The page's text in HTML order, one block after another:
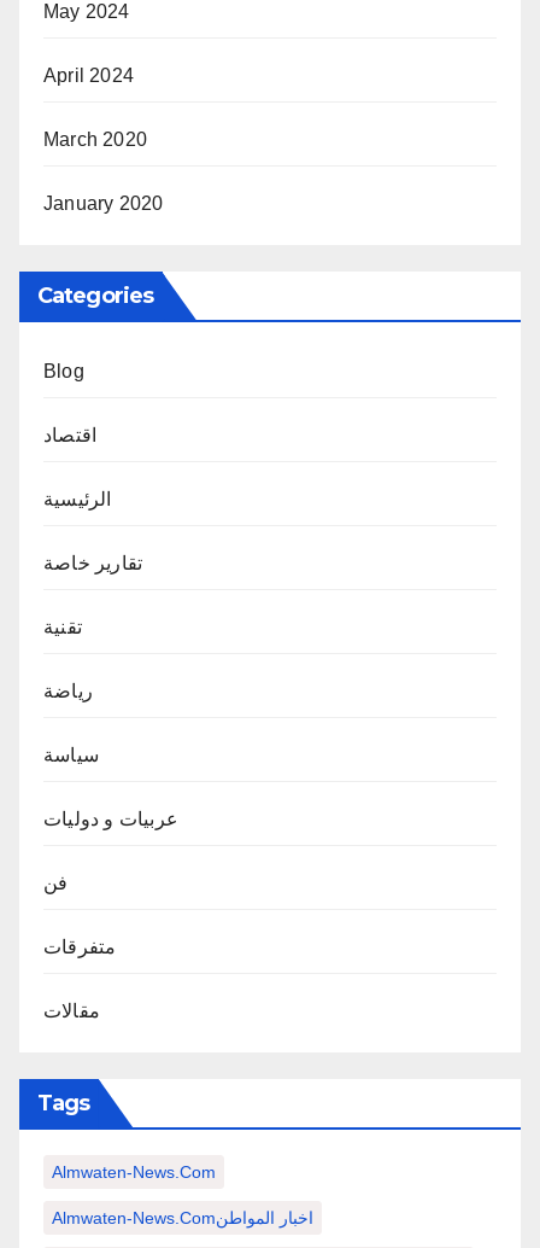
May 2024
April 2024
March 2020
January 2020
Categories
Blog
اقتصاد
الرئيسية
تقارير خاصة
تقنية
رياضة
سياسة
عربيات و دوليات
فن
متفرقات
مقالات
Tags
Almwaten-News.com
Almwaten-News.comاخبار المواطن